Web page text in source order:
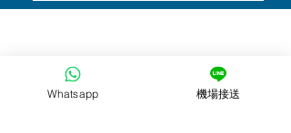
LINE@官方帳號
24小時線上文字客服
Whatsapp 機場接送